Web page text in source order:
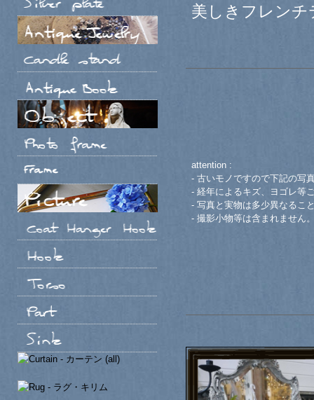
美しきフレン
attention :
- 古いモノですので下記の写
- 経年によるキズ、ヨゴレ等
- 写真と実物は多少異なるこ
- 撮影小物等は含まれません